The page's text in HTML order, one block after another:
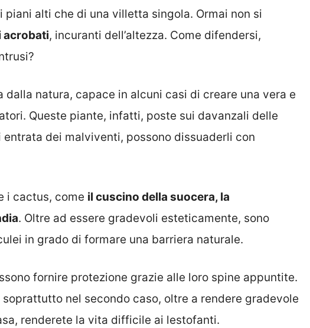
alti che di una villetta singola. Ormai non si
acrobati, incuranti dell’altezza. Come difendersi,
dalla natura, capace in alcuni casi di creare una vera e
Queste piante, infatti, poste sui davanzali delle
dei malviventi, possono dissuaderli con
i cactus, come il cuscino della suocera, la
. Oltre ad essere gradevoli esteticamente, sono
in grado di formare una barriera naturale.
fornire protezione grazie alle loro spine appuntite.
nel secondo caso, oltre a rendere gradevole
renderete la vita difficile ai lestofanti.